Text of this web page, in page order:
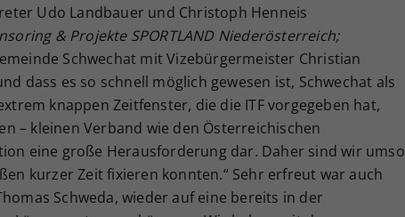
Udo Landbauer und Christoph Henneis
& Projekte SPORTLAND Niederösterreich;
Schwechat mit Vizebürgermeister Christian
dass es so schnell möglich gewesen ist, Schwechat als
knappen Zeitfenster, die die ITF vorgegeben hat,
– kleinen Verband wie den Österreichischen
eine große Herausforderung dar. Daher sind wir umso
kurzer Zeit fixieren konnten.“ Sehr erfreut war auch
Schweda, wieder auf eine bereits in der